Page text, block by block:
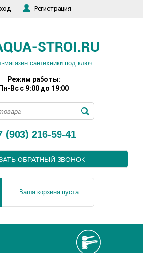
Регистрация
магазин сантехники под ключ
Режим работы:
Пн-Вс с 9:00 до 19:00
(903) 216-59-41
ОБРАТНЫЙ ЗВОНОК
Ваша корзина пуста